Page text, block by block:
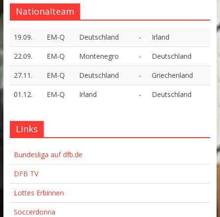
Nationalteam
19.09. EM-Q Deutschland - Irland
22.09. EM-Q Montenegro - Deutschland
27.11. EM-Q Deutschland - Griechenland
01.12. EM-Q Irland - Deutschland
Links
Bundesliga auf dfb.de
DFB TV
Lottes Erbinnen
Soccerdonna